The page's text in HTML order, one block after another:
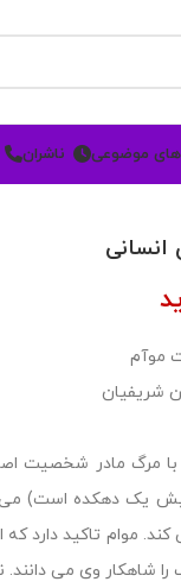
موضوعی ناشران
انسانی
موآم
شریفیان
مرگ مادر شخصیت
دهکده است) می
موام تاکید دارد
را شاهکار وی می دانند.